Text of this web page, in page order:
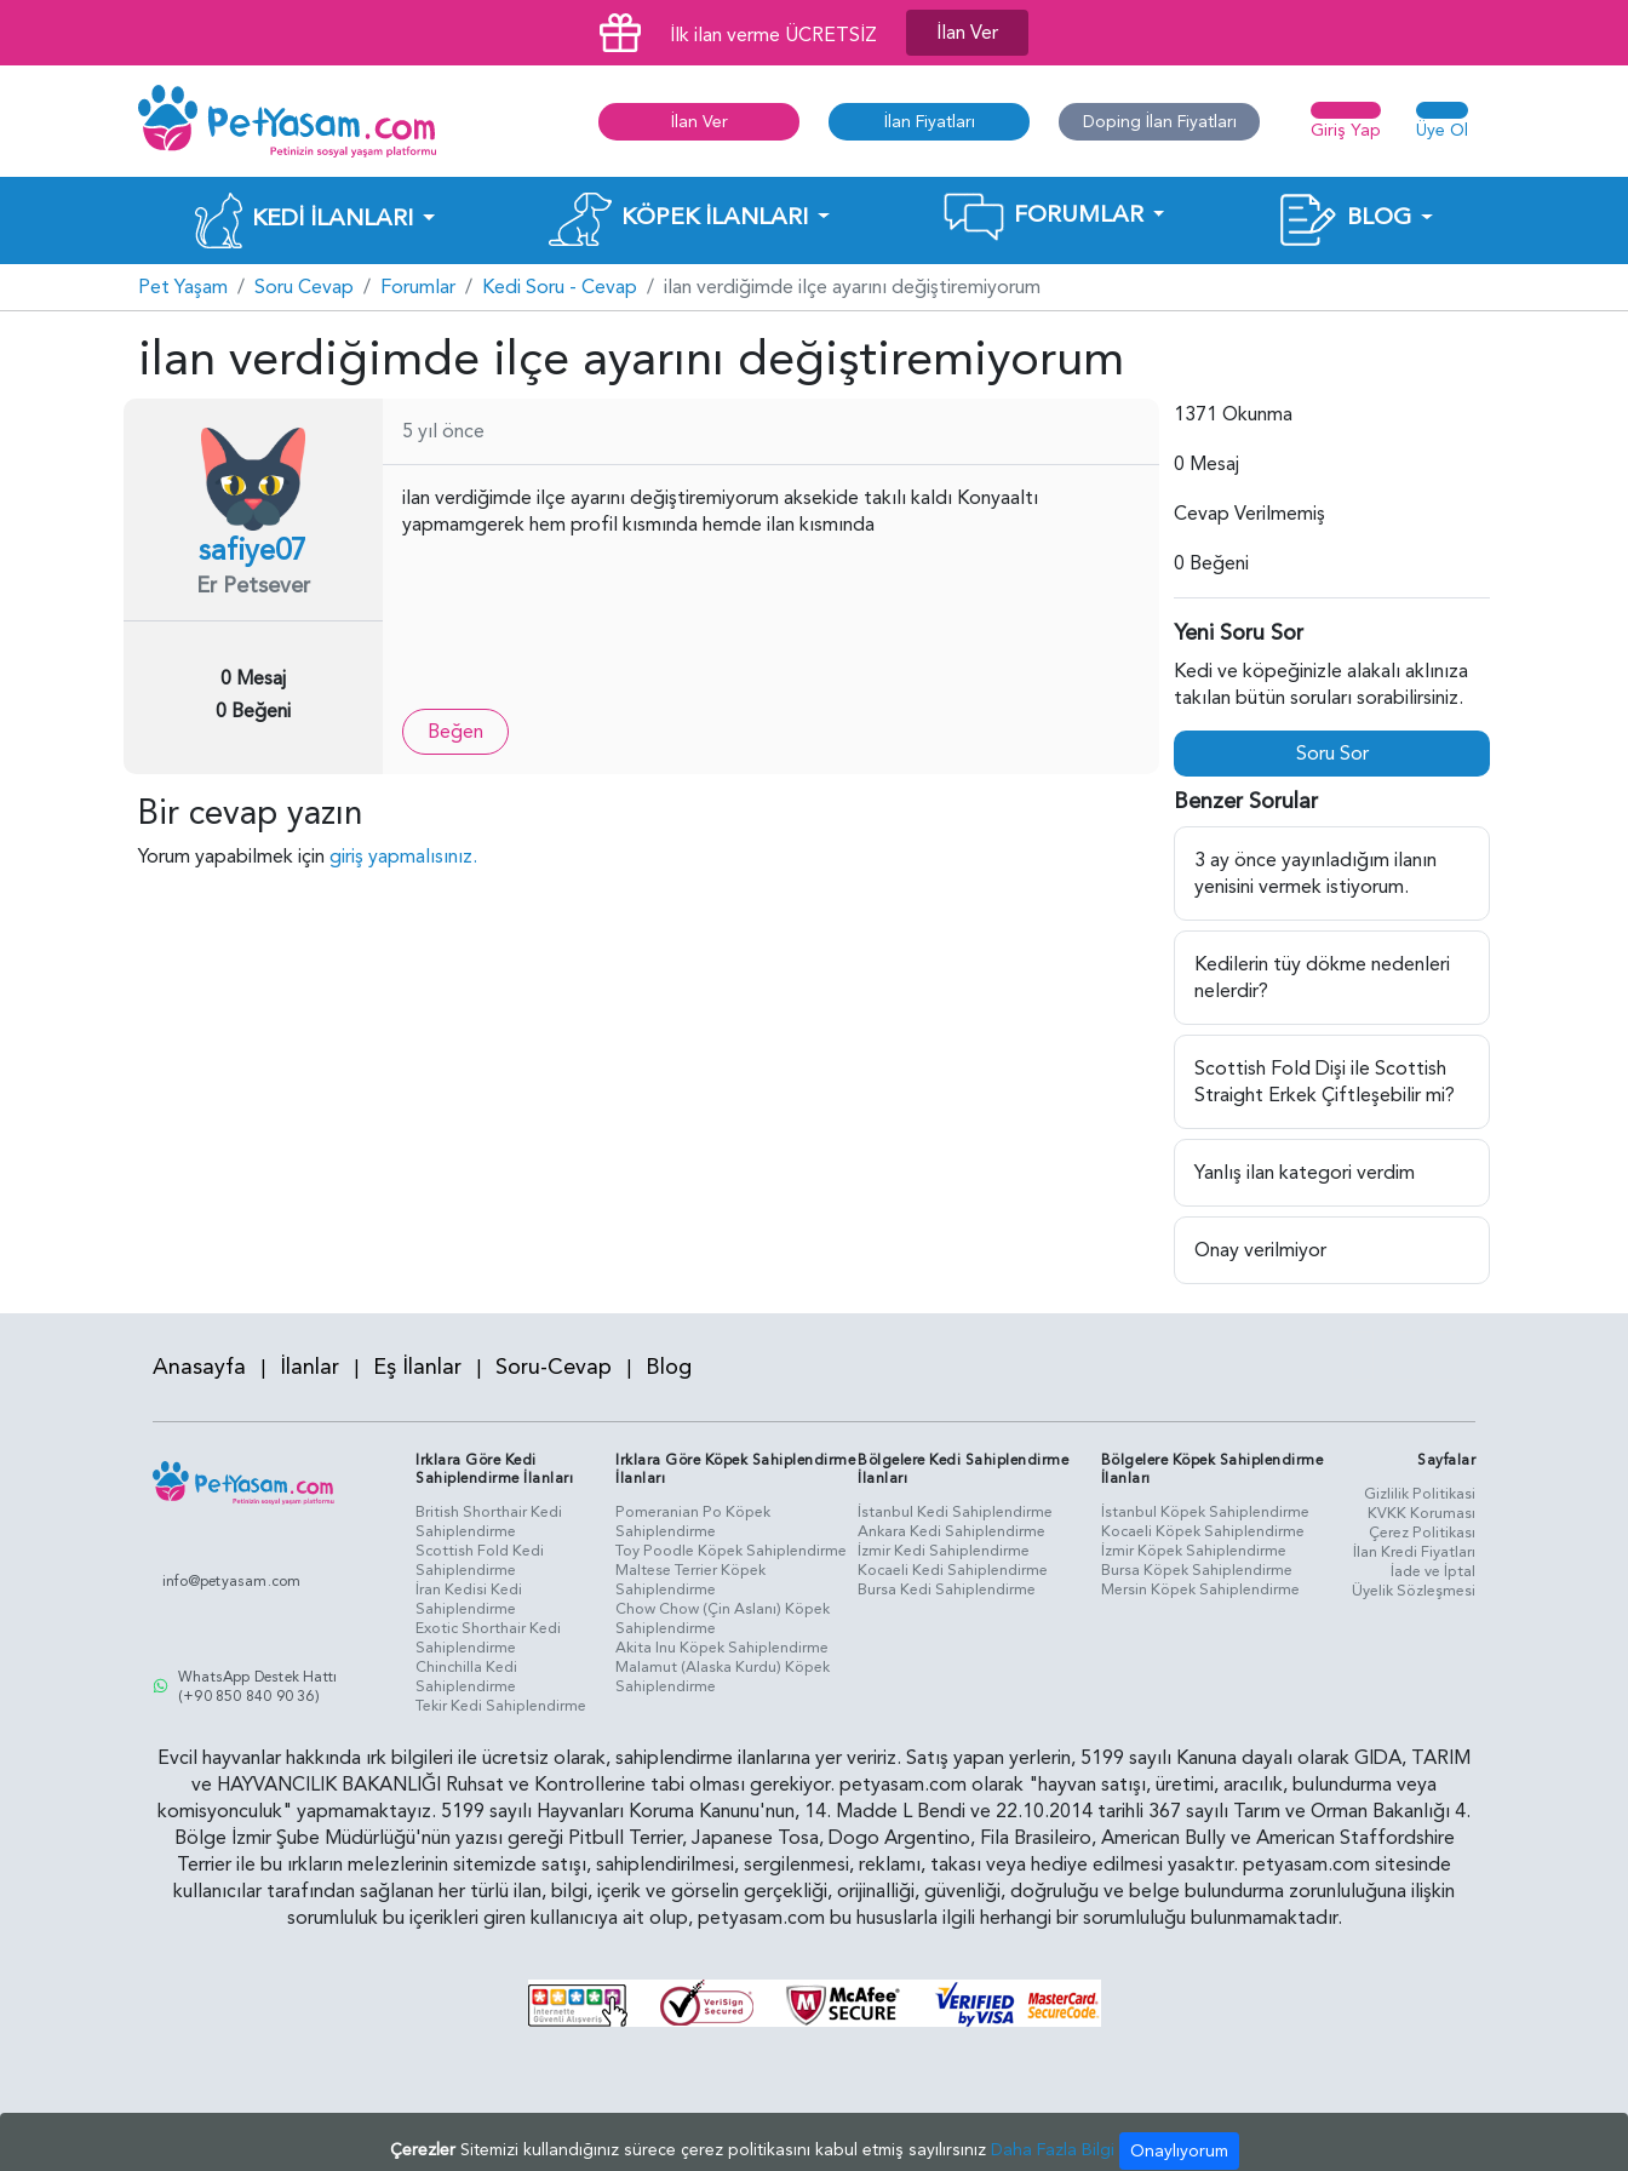
İlk ilan verme ÜCRETSİZ İlan Ver
İlan Ver İlan Fiyatları Doping İlan Fiyatları Giriş Yap Üye Ol
KEDI İLANLARI KÖPEK İLANLARI FORUMLAR BLOG
Çerezler Sitemizi kullandığınız sürece çerez politikasını kabul etmiş sayılırsınız Daha Fazla Bilgi Onaylıyorum
Pet Yaşam Soru Cevap Forumlar Kedi Soru - Cevap ilan verdiğimde ilçe ayarını değiştiremiyorum
ilan verdiğimde ilçe ayarını değiştiremiyorum
safiye07
Er Petsever
0 Mesaj
0 Beğeni
5 yıl önce
ilan verdiğimde ilçe ayarını değiştiremiyorum aksekide takılı kaldı Konyaaltı
yapmamgerek hem profil kısmında hemde ilan kısmında
Beğen
Bir cevap yazın
Yorum yapabilmek için giriş yapmalısınız.
1371 Okunma
0 Mesaj
Cevap Verilmemiş
0 Beğeni
Yeni Soru Sor
Kedi ve köpeğinizle alakalı aklınıza
takılan bütün soruları sorabilirsiniz.
Soru Sor
Benzer Sorular
3 ay önce yayınladığım ilanın
yenisini vermek istiyorum.
Kedilerin tüy dökme nedenleri
nelerdir?
Scottish Fold Dişi ile Scottish
Straight Erkek Çiftleşebilir mi?
Yanlış ilan kategori verdim
Onay verilmiyor
Anasayfa | İlanlar | Eş İlanlar | Soru-Cevap | Blog
info@petyasam.com
WhatsApp Destek Hattı
(+90 850 840 90 36)
Irklara Göre Kedi
Sahiplendirme İlanları
British Shorthair Kedi
Sahiplendirme
Scottish Fold Kedi
Sahiplendirme
İran Kedisi Kedi
Sahiplendirme
Exotic Shorthair Kedi
Sahiplendirme
Chinchilla Kedi
Sahiplendirme
Tekir Kedi Sahiplendirme
Irklara Göre Köpek Sahiplendirme
İlanları
Pomeranian Po Köpek
Sahiplendirme
Toy Poodle Köpek Sahiplendirme
Maltese Terrier Köpek
Sahiplendirme
Chow Chow (Çin Aslanı) Köpek
Sahiplendirme
Akita Inu Köpek Sahiplendirme
Malamut (Alaska Kurdu) Köpek
Sahiplendirme
Bölgelere Kedi Sahiplendirme
İlanları
İstanbul Kedi Sahiplendirme
Ankara Kedi Sahiplendirme
İzmir Kedi Sahiplendirme
Kocaeli Kedi Sahiplendirme
Bursa Kedi Sahiplendirme
Bölgelere Köpek Sahiplendirme
İlanları
İstanbul Köpek Sahiplendirme
Kocaeli Köpek Sahiplendirme
İzmir Köpek Sahiplendirme
Bursa Köpek Sahiplendirme
Mersin Köpek Sahiplendirme
Sayfalar
Gizlilik Politikasi
KVKK Koruması
Çerez Politikası
İlan Kredi Fiyatları
İade ve İptal
Üyelik Sözleşmesi
Evcil hayvanlar hakkında ırk bilgileri ile ücretsiz olarak, sahiplendirme ilanlarına yer veririz. Satış yapan yerlerin, 5199 sayılı Kanuna dayalı olarak GIDA, TARIM
ve HAYVANCILIK BAKANLIĞI Ruhsat ve Kontrollerine tabi olması gerekiyor. petyasam.com olarak "hayvan satışı, üretimi, aracılık, bulundurma veya
komisyonculuk" yapmamaktayız. 5199 sayılı Hayvanları Koruma Kanunu'nun, 14. Madde L Bendi ve 22.10.2014 tarihli 367 sayılı Tarım ve Orman Bakanlığı 4.
Bölge İzmir Şube Müdürlüğü'nün yazısı gereği Pitbull Terrier, Japanese Tosa, Dogo Argentino, Fila Brasileiro, American Bully ve American Staffordshire
Terrier ile bu ırkların melezlerinin sitemizde satışı, sahiplendirilmesi, sergilenmesi, reklamı, takası veya hediye edilmesi yasaktır. petyasam.com sitesinde
kullanıcılar tarafından sağlanan her türlü ilan, bilgi, içerik ve görselin gerçekliği, orijinalliği, güvenliği, doğruluğu ve belge bulundurma zorunluluğuna ilişkin
sorumluluk bu içerikleri giren kullanıcıya ait olup, petyasam.com bu hususlarla ilgili herhangi bir sorumluluğu bulunmamaktadır.
© 2019 - 2026 Petyasam - Tüm Hakları Saklıdır.